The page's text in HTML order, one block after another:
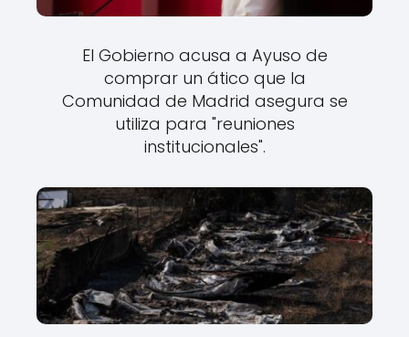
El Gobierno acusa a Ayuso de
comprar un ático que la
Comunidad de Madrid asegura se
utiliza para "reuniones
institucionales".